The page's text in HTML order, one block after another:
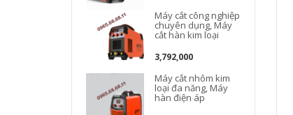
Máy cắt công nghiệp
chuyên dụng, Máy
cắt hàn kim loại
3,792,000
Máy cắt nhôm kim
loại đa năng, Máy
hàn điện áp